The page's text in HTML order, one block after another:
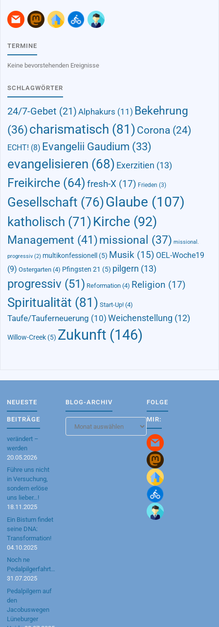
TERMINE
Keine bevorstehenden Ereignisse
SCHLAGWÖRTER
24/7-Gebet (21) Alphakurs (11) Bekehrung
(36)charismatisch (81) Corona (24)
ECHT! (8) Evangelii Gaudium (33)
evangelisieren (68) Exerzitien (13)
Freikirche (64) fresh-X (17) Frieden (3)
Gesellschaft (76)Glaube (107)
katholisch (71) Kirche (92)
Management (41)missional (37) missional.
progressiv (2) multikonfessionell (5) Musik (15) OEL-Woche19
(9) Ostergarten (4) Pfingsten 21 (5) pilgern (13)
progressiv (51) Reformation (4) Religion (17)
Spiritualität (81) Start-Up! (4)
Taufe/Tauferneuerung (10) Weichenstellung (12)
Willow-Creek (5) Zukunft (146)
NEUESTE
BEITRÄGE
verändert –
werden
20.05.2026
Führe uns nicht
in Versuchung,
sondern erlöse
uns lieber…!
18.11.2025
Ein Bistum findet
seine DNA:
Transformation!
04.10.2025
Noch ne
Pedalpilgerfahrt…
31.07.2025
Pedalpilgern auf
den
Jacobuswegen
Lüneburger
BLOG-ARCHIV
Archiv
FOLGE
MIR: